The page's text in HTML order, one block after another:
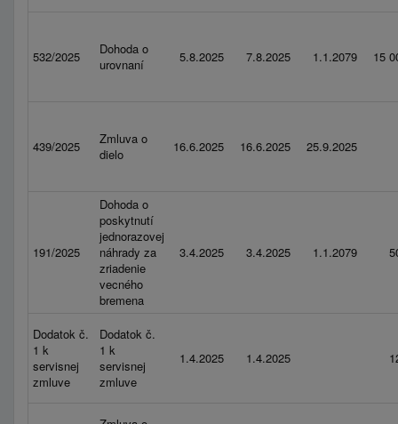
532/2025
Dohoda o
urovnaní
5.8.2025 7.8.2025 1.1.2079 15
439/2025
Zmluva o
dielo
16.6.2025 16.6.2025 25.9.2025
191/2025
Dohoda o
poskytnutí
jednorazovej
náhrady za
zriadenie
vecného
bremena
3.4.2025 3.4.2025 1.1.2079
Dodatok č.
1 k
servisnej
zmluve
Dodatok č.
1 k
servisnej
zmluve
1.4.2025 1.4.2025